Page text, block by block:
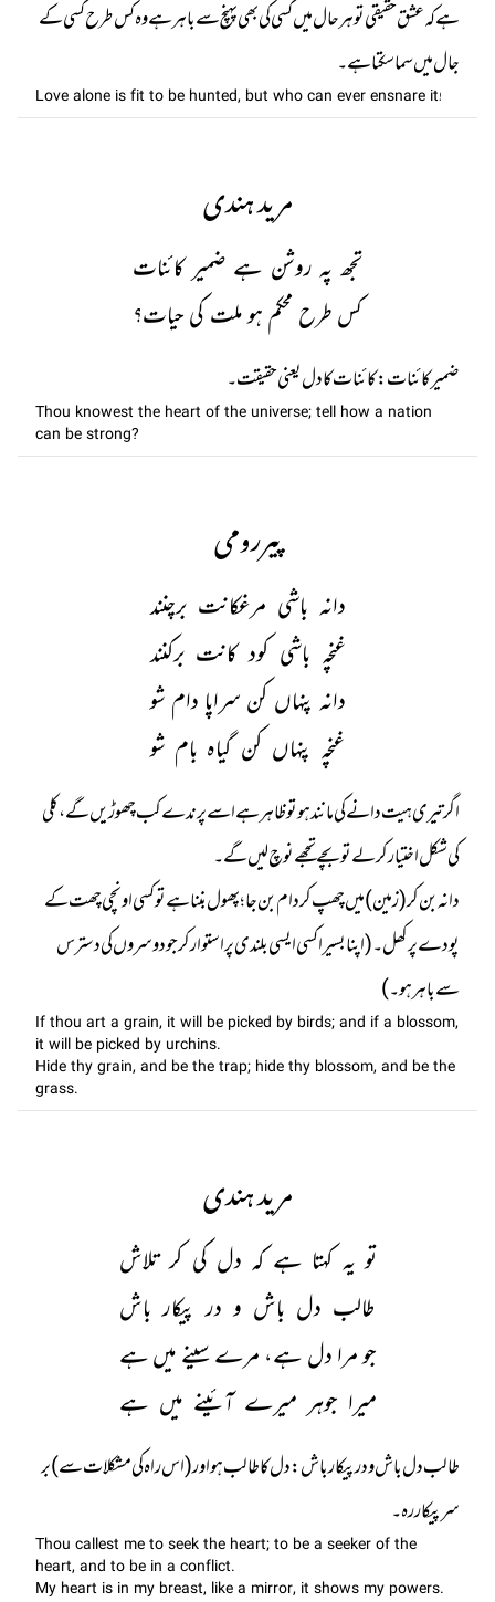
ہے کہ عشق حقیقی تو ہر حال میں کسی کی بھی پہنچ سے باہر ہے وہ کس طرح کسی کے
جال میں سما سکتا ہے۔
Love alone is fit to be hunted, but who can ever ensnare it!
مرید ہندی
تجھ پہ روشن ہے ضمیر کائنات
کس طرح محکم ہو ملت کی حیات؟
ضمير کائنات: کائنات کا دل یعنی حقیقت۔
Thou knowest the heart of the universe; tell how a nation
can be strong?
پیررومی
دانہ باشی مرغکانت برچنند
غنچہ باشی کود کانت برکنند
دانہ پنہاں کن سراپا دام شو
غنچہ پنہاں کن گیاہ بام شو
اگر تیری ہیت دانے کی مانند ہو تو ظاہر ہے اسے پرندے کب چھوڑیں گے، کلی
دانہ بن کر (زمین) میں چھپ کر دام بن جا ؛ پھول بننا ہے تو کسی اونچی چھت کے
پودے پر کھل۔ (اپنا بسیرا کسی ایسی بلندی پر استوار کر جو دوسروں کی دسترس
سے باہر ہو۔)
If thou art a grain, it will be picked by birds; and if a blossom,
it will be picked by urchins.
Hide thy grain, and be the trap; hide thy blossom, and be the
grass.
مرید ہندی
تو یہ کہتا ہے کہ دل کی کر تلاش
طالب دل باش و در پیکار باش
جو مرا دل ہے، مرے سینے میں ہے
میرا جوہر میرے آئینے میں ہے
طالب دل باش و در پيکار باش: دل کا طالب ہو اور (اس راہ کی مشکلات سے ) بر
سر پیکار رہ۔
Thou callest me to seek the heart; to be a seeker of the
heart, and to be in a conflict.
My heart is in my breast, like a mirror, it shows my powers.